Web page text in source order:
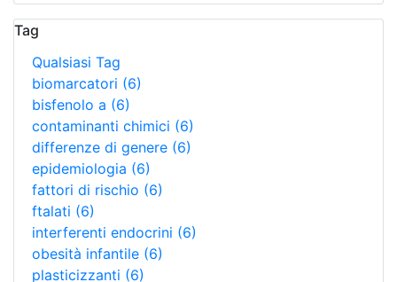
Tag
Qualsiasi Tag
biomarcatori (6)
bisfenolo a (6)
contaminanti chimici (6)
differenze di genere (6)
epidemiologia (6)
fattori di rischio (6)
ftalati (6)
interferenti endocrini (6)
obesità infantile (6)
plasticizzanti (6)